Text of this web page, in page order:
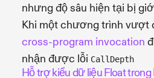
nhưng độ sâu hiện tại bị
Khi một chương trình vượt
cross-program invocation
nhận được lỗi CallDepth
Hỗ trợ kiểu dữ liệu Float trong